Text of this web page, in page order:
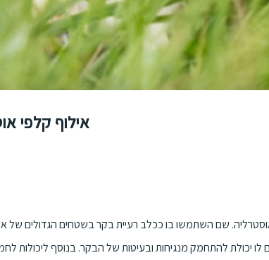
אילוף קלפי
שם השתמשו בו ככלב רעיית בקר בשטחים הגדולים של
לו יכולת להתחמק מנגיחות ובעיטות של הבקר. בנוסף ליכולות